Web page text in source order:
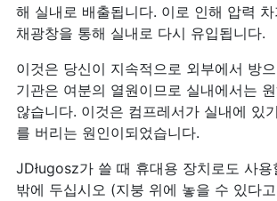
해 실내로 배출됩니다. 이로 인해 압력
채광창을 통해 실내로 다시 유입됩니다.
이것은 당신이 지속적으로 외부에서 방
기관은 여분의 열원이므로 실내에서는
않습니다. 이것은 컴프레서가 실내에 있
를 버리는 원인이되었습니다.
JDługosz가 쓸 때 휴대용 장치로도 사
밖에 두십시오 (지붕 위에 놓을 수 있다